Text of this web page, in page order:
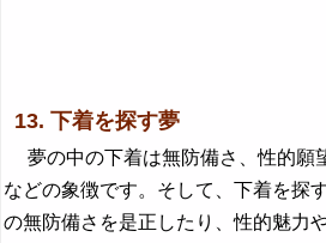
13. 下着を探す夢
夢の中の下着は無防備さ、性的願
などの象徴です。そして、下着を探
の無防備さを是正したり、性的魅力